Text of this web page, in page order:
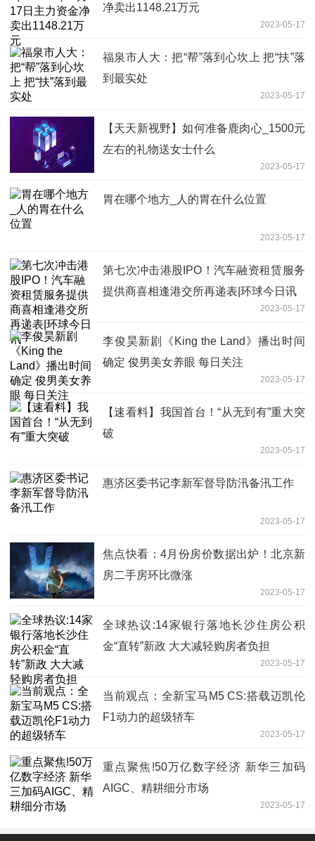
净卖出1148.21万元
2023-05-17
福泉市人大：把“帮”落到心坎上 把“扶”落
到最实处
2023-05-17
【天天新视野】如何准备鹿肉心_1500元
左右的礼物送女士什么
2023-05-17
胃在哪个地方_人的胃在什么位置
2023-05-17
第七次冲击港股IPO！汽车融资租赁服务
提供商喜相逢港交所再递表|环球今日讯
2023-05-17
李俊昊新剧《King the Land》播出时间
确定 俊男美女养眼 每日关注
2023-05-17
【速看料】我国首台！“从无到有”重大突
破
2023-05-17
惠济区委书记李新军督导防汛备汛工作
2023-05-17
焦点快看：4月份房价数据出炉！北京新
房二手房环比微涨
2023-05-17
全球热议:14家银行落地长沙住房公积
金“直转”新政 大大减轻购房者负担
2023-05-17
当前观点：全新宝马M5 CS:搭载迈凯伦
F1动力的超级轿车
2023-05-17
重点聚焦!50万亿数字经济 新华三加码
AIGC、精耕细分市场
2023-05-17